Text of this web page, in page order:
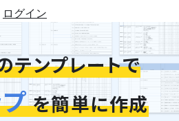
ログイン
評価シートを
現